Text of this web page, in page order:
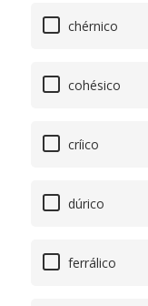
chérnico
cohésico
críico
dúrico
ferrálico